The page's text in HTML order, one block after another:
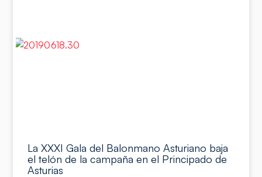
La XXXI Gala del Balonmano Asturiano baja
el telón de la campaña en el Principado de
Asturias